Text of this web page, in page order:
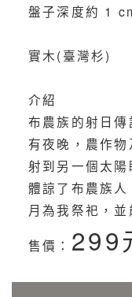
盤子深度約 1
實木(臺灣杉)
介紹
布農族的射日
有夜晚，農作
射到另一個太
體諒了布農族
月為我祭祀，
售價： 299